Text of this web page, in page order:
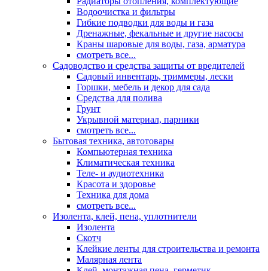
Водоочистка и фильтры
Гибкие подводки для воды и газа
Дренажные, фекальные и другие насосы
Краны шаровые для воды, газа, арматура
смотреть все...
Садоводство и средства защиты от вредителей
Садовый инвентарь, триммеры, лески
Горшки, мебель и декор для сада
Средства для полива
Грунт
Укрывной материал, парники
смотреть все...
Бытовая техника, автотовары
Компьютерная техника
Климатическая техника
Теле- и аудиотехника
Красота и здоровье
Техника для дома
смотреть все...
Изолента, клей, пена, уплотнители
Изолента
Скотч
Клейкие ленты для строительства и ремонта
Малярная лента